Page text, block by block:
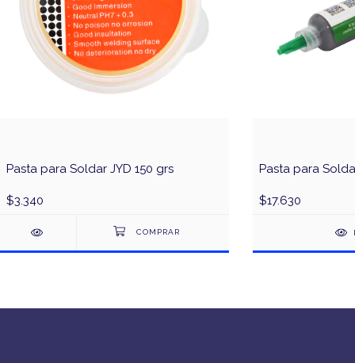
Pasta para Soldar JYD 150 grs
$3.340
Pasta para
$17.630